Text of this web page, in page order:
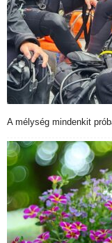
A mélység mindenkit